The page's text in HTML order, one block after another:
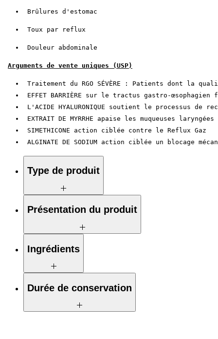
Brûlures d'estomac
Toux par reflux
Douleur abdominale
Arguments de vente uniques (USP)
Traitement du RGO SÉVÈRE : Patients dont la
EFFET BARRIÈRE sur le tractus gastro-
L'ACIDE HYALURONIQUE soutient le processus de
EXTRAIT DE MYRRHE apaise les muqueuses laryngées
SIMETHICONE action ciblée contre le Reflux Gaz
ALGINATE DE SODIUM action ciblée un blocage
Type de produit
Dispositif médical de classe IIa
Présentation du produit
Gel oral en flacon, adaptateur réducteur
pour seringue, seringue doseuse et
cuillère doseuse.
210 ml ou 300 ml
Ingrédients
Sel de sodium d'acide hyaluronique de
faible poids moléculaire, alginate de
sodium, Mhyrr es tit. 30 % de
polysaccharides, gomme arabique,
Durée de conservation